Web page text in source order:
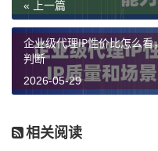
断连的代理IP会严重影
败。特别是对于需要长
代理服务的底层网络质
服务商的技术支持与协
议支持（如HTTP、
« 上一篇
企业级代理IP性价比怎么
判断
2026-05-29
相关阅读